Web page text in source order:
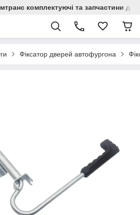
комплектуючі та запчастини
Фіксатор дверей автофургона